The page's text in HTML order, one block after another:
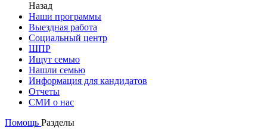
Назад
Наши программы
Выездная работа
Социальный центр
ШПР
Ищут семью
Нашли семью
Информация для кандидатов
Отчеты
СМИ о нас
Помощь Разделы